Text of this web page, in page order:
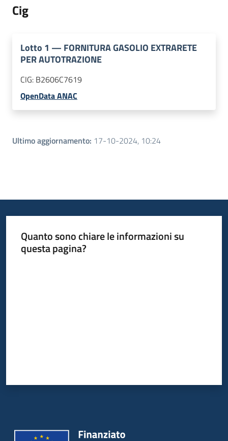
Cig
Lotto 1 — FORNITURA GASOLIO EXTRARETE
PER AUTOTRAZIONE
CIG: B2606C7619
OpenData ANAC
Ultimo aggiornamento: 17-10-2024, 10:24
Quanto sono chiare le informazioni su
questa pagina?